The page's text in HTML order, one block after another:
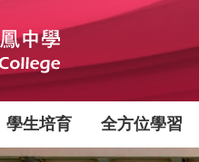
學生培育 全方位學習